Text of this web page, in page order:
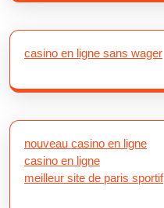
casino en ligne sans wager
nouveau casino en ligne
casino en ligne
meilleur site de paris sportif